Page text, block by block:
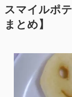
スマイルポ
まとめ】